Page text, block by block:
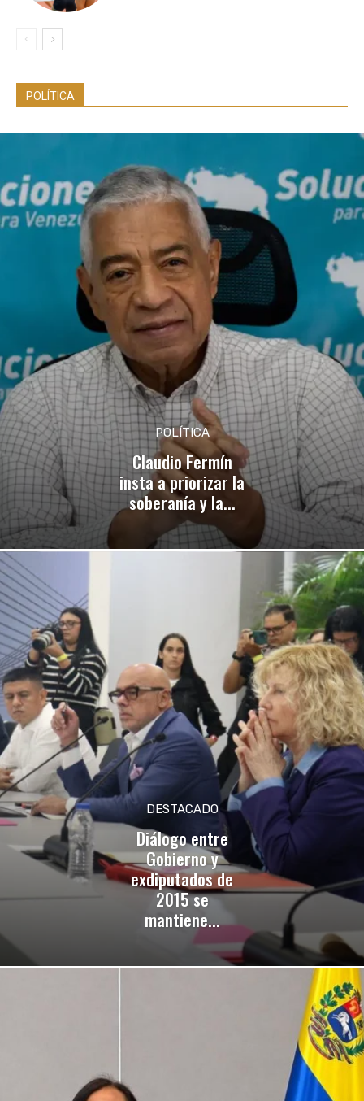
POLÍTICA
POLÍTICA
Claudio Fermín
insta a priorizar la
soberanía y la...
DESTACADO
Diálogo entre
Gobierno y
exdiputados de
2015 se
mantiene...